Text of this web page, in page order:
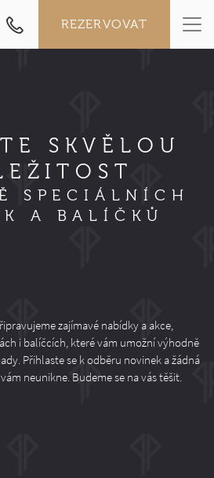
REZERVOVAT
SKVĚLOU
SPECIÁLNÍCH
A BALÍČKŮ
zajímavé nabídky a akce,
i balíčcích, které vám umožní výhodně
Přihlaste se k odběru novinek a žádná
neunikne. Budeme se na vás těšit.